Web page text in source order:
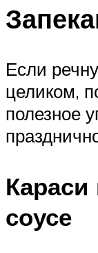
Если
целиком,
полезное
соусе